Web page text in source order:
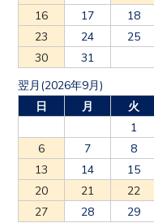
16
17 18
23
24 25
30
31
翌月(2026年9月)
日
月 火
1
6
7 8
13
14 15
20
21 22
27
28 29